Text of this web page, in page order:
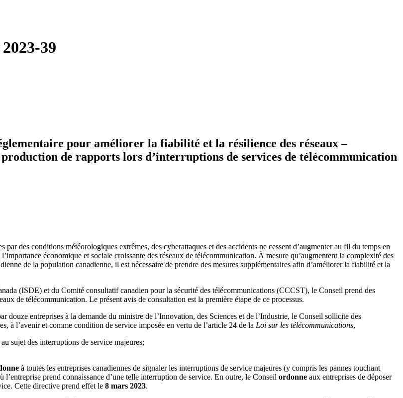
39
pour améliorer la fiabilité et la résilience des réseaux –
de rapports lors d’interruptions de services de télécommunication
des conditions météorologiques extrêmes, des cyberattaques et des accidents ne cessent d’augmenter au fil du temps en
économique et sociale croissante des réseaux de télécommunication. À mesure qu’augmentent la complexité des
de la population canadienne, il est nécessaire de prendre des mesures supplémentaires afin d’améliorer la fiabilité et la
(ISDE) et du Comité consultatif canadien pour la sécurité des télécommunications (CCCST), le Conseil prend des
de télécommunication. Le présent avis de consultation est la première étape de ce processus.
entreprises à la demande du ministre de l’Innovation, des Sciences et de l’Industrie, le Conseil sollicite des
à l’avenir et comme condition de service imposée en vertu de l’article 24 de la Loi sur les télécommunications,
sujet des interruptions de service majeures;
à toutes les entreprises canadiennes de signaler les interruptions de service majeures (y compris les pannes touchant
prend connaissance d’une telle interruption de service. En outre, le Conseil ordonne aux entreprises de déposer
Cette directive prend effet le 8 mars 2023.